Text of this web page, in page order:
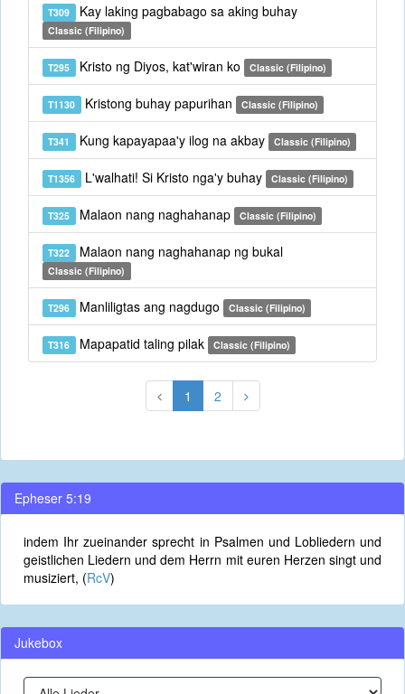
T309 Kay laking pagbabago sa aking buhay
Classic (Filipino)
T295 Kristo ng Diyos, kat'wiran ko Classic (Filipino)
T1130 Kristong buhay papurihan Classic (Filipino)
T341 Kung kapayapaa'y ilog na akbay Classic (Filipino)
T1356 L'walhati! Si Kristo nga'y buhay Classic (Filipino)
T325 Malaon nang naghahanap Classic (Filipino)
T322 Malaon nang naghahanap ng bukal
Classic (Filipino)
T296 Manliligtas ang nagdugo Classic (Filipino)
T316 Mapapatid taling pilak Classic (Filipino)
1 2
Epheser 5:19
indem Ihr zueinander sprecht in Psalmen und Lobliedern und
geistlichen Liedern und dem Herrn mit euren Herzen singt und
musiziert, (RcV)
Jukebox